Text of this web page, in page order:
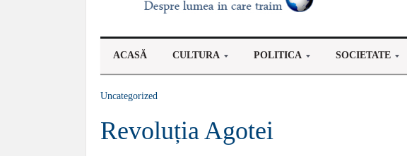
ACASĂ CULTURA POLITICA SOCIETATE
Uncategorized
Revoluția Agotei